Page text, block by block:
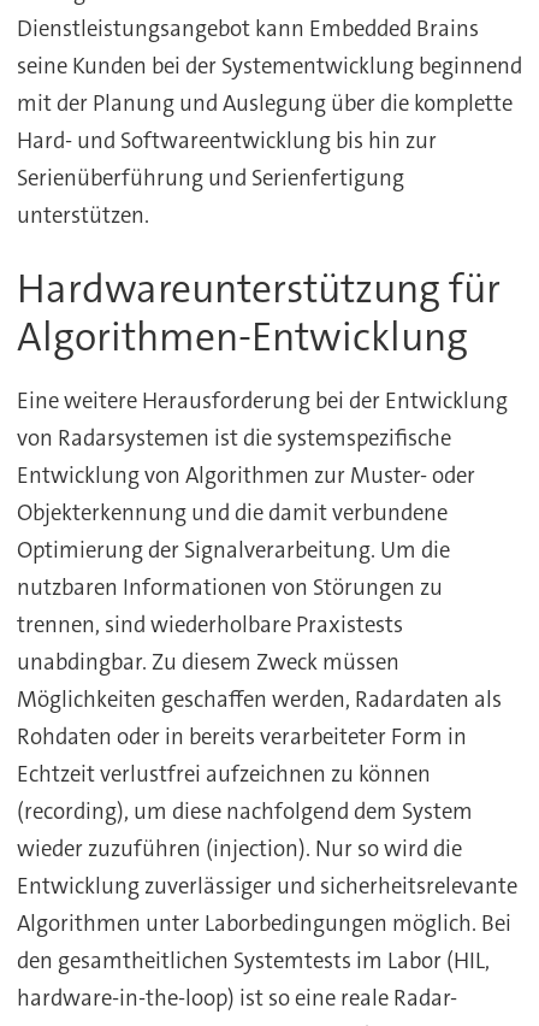
Dienstleistungsangebot kann Embedded Brains
seine Kunden bei der Systementwicklung beginnend
mit der Planung und Auslegung über die komplette
Hard- und Softwareentwicklung bis hin zur
Serienüberführung und Serienfertigung
unterstützen.
Hardwareunterstützung für
Algorithmen-Entwicklung
Eine weitere Herausforderung bei der Entwicklung
von Radarsystemen ist die systemspezifische
Entwicklung von Algorithmen zur Muster- oder
Objekterkennung und die damit verbundene
Optimierung der Signalverarbeitung. Um die
nutzbaren Informationen von Störungen zu
trennen, sind wiederholbare Praxistests
unabdingbar. Zu diesem Zweck müssen
Möglichkeiten geschaffen werden, Radardaten als
Rohdaten oder in bereits verarbeiteter Form in
Echtzeit verlustfrei aufzeichnen zu können
(recording), um diese nachfolgend dem System
wieder zuzuführen (injection). Nur so wird die
Entwicklung zuverlässiger und sicherheitsrelevante
Algorithmen unter Laborbedingungen möglich. Bei
den gesamtheitlichen Systemtests im Labor (HIL,
hardware-in-the-loop) ist so eine reale Radar-